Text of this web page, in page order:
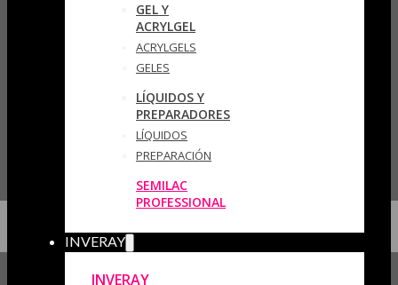
GEL Y
ACRYLGEL
ACRYLGELS
GELES
LÍQUIDOS Y
PREPARADORES
LÍQUIDOS
PREPARACIÓN
SEMILAC
PROFESSIONAL
INVERAY
INVERAY